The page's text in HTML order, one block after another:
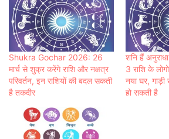
Shukra Gochar 2026: 26
मार्च से शुक्र करेंगे राशि और नक्षत्र
परिवर्तन, इन राशियों की बदल सकती
है तकदीर
शनि हैं
3 राशि के
नया घर, गाड़ी
हो सकती है